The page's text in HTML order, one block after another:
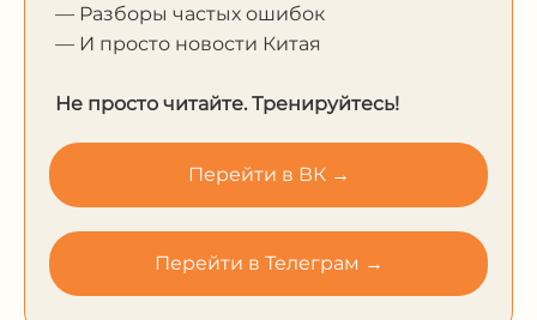
— Разборы частых ошибок
— И просто новости Китая
Не просто читайте. Тренируйтесь!
Перейти в ВК →
Перейти в Телеграм →